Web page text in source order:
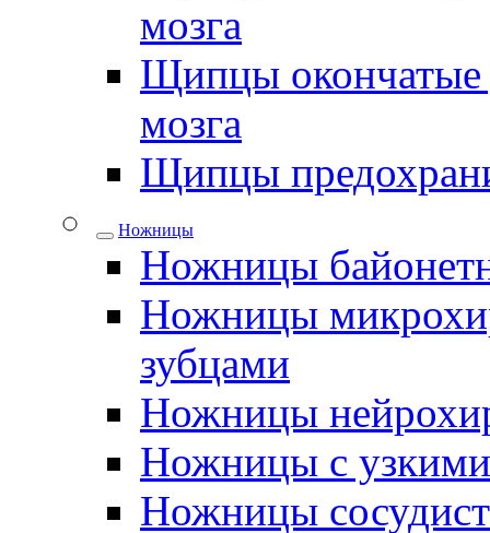
мозга
Щипцы окончатые
мозга
Щипцы
Ножницы
Ножницы
Ножницы
зубцами
Ножницы
Ножницы с узкими
Ножницы